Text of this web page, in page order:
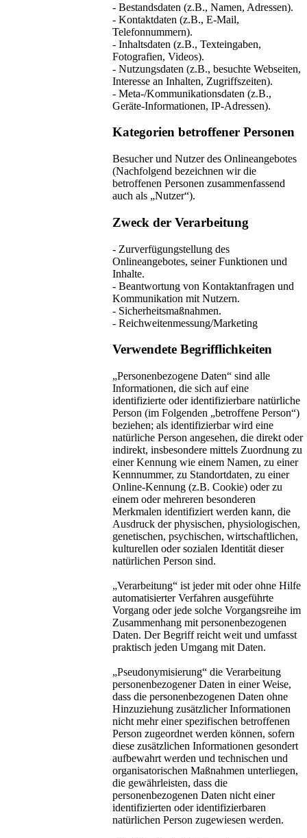
- Bestandsdaten (z.B., Namen, Adressen).
- Kontaktdaten (z.B., E-Mail,
Telefonnummern).
- Inhaltsdaten (z.B., Texteingaben,
Fotografien, Videos).
- Nutzungsdaten (z.B., besuchte Webseiten,
Interesse an Inhalten, Zugriffszeiten).
- Meta-/Kommunikationsdaten (z.B.,
Geräte-Informationen, IP-Adressen).
Kategorien betroffener Personen
Besucher und Nutzer des Onlineangebotes
(Nachfolgend bezeichnen wir die
betroffenen Personen zusammenfassend
auch als „Nutzer“).
Zweck der Verarbeitung
- Zurverfügungstellung des
Onlineangebotes, seiner Funktionen und
Inhalte.
- Beantwortung von Kontaktanfragen und
Kommunikation mit Nutzern.
- Sicherheitsmaßnahmen.
- Reichweitenmessung/Marketing
Verwendete Begrifflichkeiten
„Personenbezogene Daten“ sind alle
Informationen, die sich auf eine
identifizierte oder identifizierbare natürliche
Person (im Folgenden „betroffene Person“)
beziehen; als identifizierbar wird eine
natürliche Person angesehen, die direkt oder
indirekt, insbesondere mittels Zuordnung zu
einer Kennung wie einem Namen, zu einer
Kennnummer, zu Standortdaten, zu einer
Online-Kennung (z.B. Cookie) oder zu
einem oder mehreren besonderen
Merkmalen identifiziert werden kann, die
Ausdruck der physischen, physiologischen,
genetischen, psychischen, wirtschaftlichen,
kulturellen oder sozialen Identität dieser
natürlichen Person sind.
„Verarbeitung“ ist jeder mit oder ohne Hilfe
automatisierter Verfahren ausgeführte
Vorgang oder jede solche Vorgangsreihe im
Zusammenhang mit personenbezogenen
Daten. Der Begriff reicht weit und umfasst
praktisch jeden Umgang mit Daten.
„Pseudonymisierung“ die Verarbeitung
personenbezogener Daten in einer Weise,
dass die personenbezogenen Daten ohne
Hinzuziehung zusätzlicher Informationen
nicht mehr einer spezifischen betroffenen
Person zugeordnet werden können, sofern
diese zusätzlichen Informationen gesondert
aufbewahrt werden und technischen und
organisatorischen Maßnahmen unterliegen,
die gewährleisten, dass die
personenbezogenen Daten nicht einer
identifizierten oder identifizierbaren
natürlichen Person zugewiesen werden.